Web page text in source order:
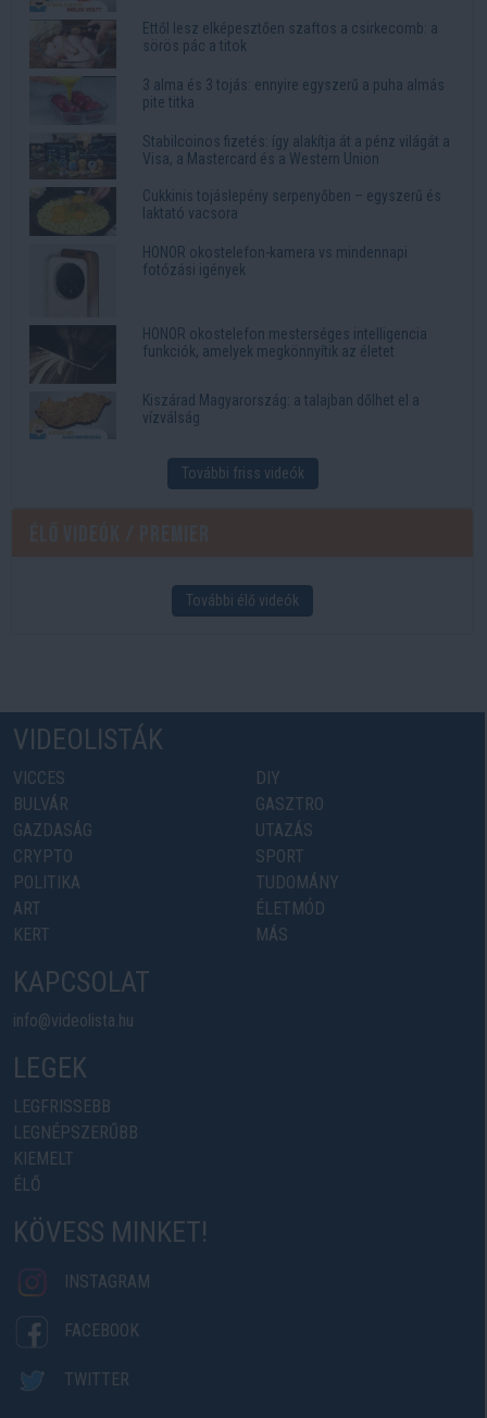
Ettől lesz elképesztően szaftos a csirkecomb: a
sörös pác a titok
3 alma és 3 tojás: ennyire egyszerű a puha almás
pite titka
Stabilcoinos fizetés: így alakítja át a pénz világát a
Visa, a Mastercard és a Western Union
Cukkinis tojáslepény serpenyőben – egyszerű és
laktató vacsora
HONOR okostelefon-kamera vs mindennapi
fotózási igények
HONOR okostelefon mesterséges intelligencia
funkciók, amelyek megkönnyítik az életet
Kiszárad Magyarország: a talajban dőlhet el a
vízválság
További friss videók
További élő videók
VIDEOLISTÁK
VICCES
BULVÁR
GAZDASÁG
CRYPTO
POLITIKA
ART
KERT
DIY
GASZTRO
UTAZÁS
SPORT
TUDOMÁNY
ÉLETMÓD
MÁS
KAPCSOLAT
info@videolista.hu
LEGEK
LEGFRISSEBB
LEGNÉPSZERŰBB
KIEMELT
ÉLŐ
KÖVESS MINKET!
INSTAGRAM
FACEBOOK
TWITTER